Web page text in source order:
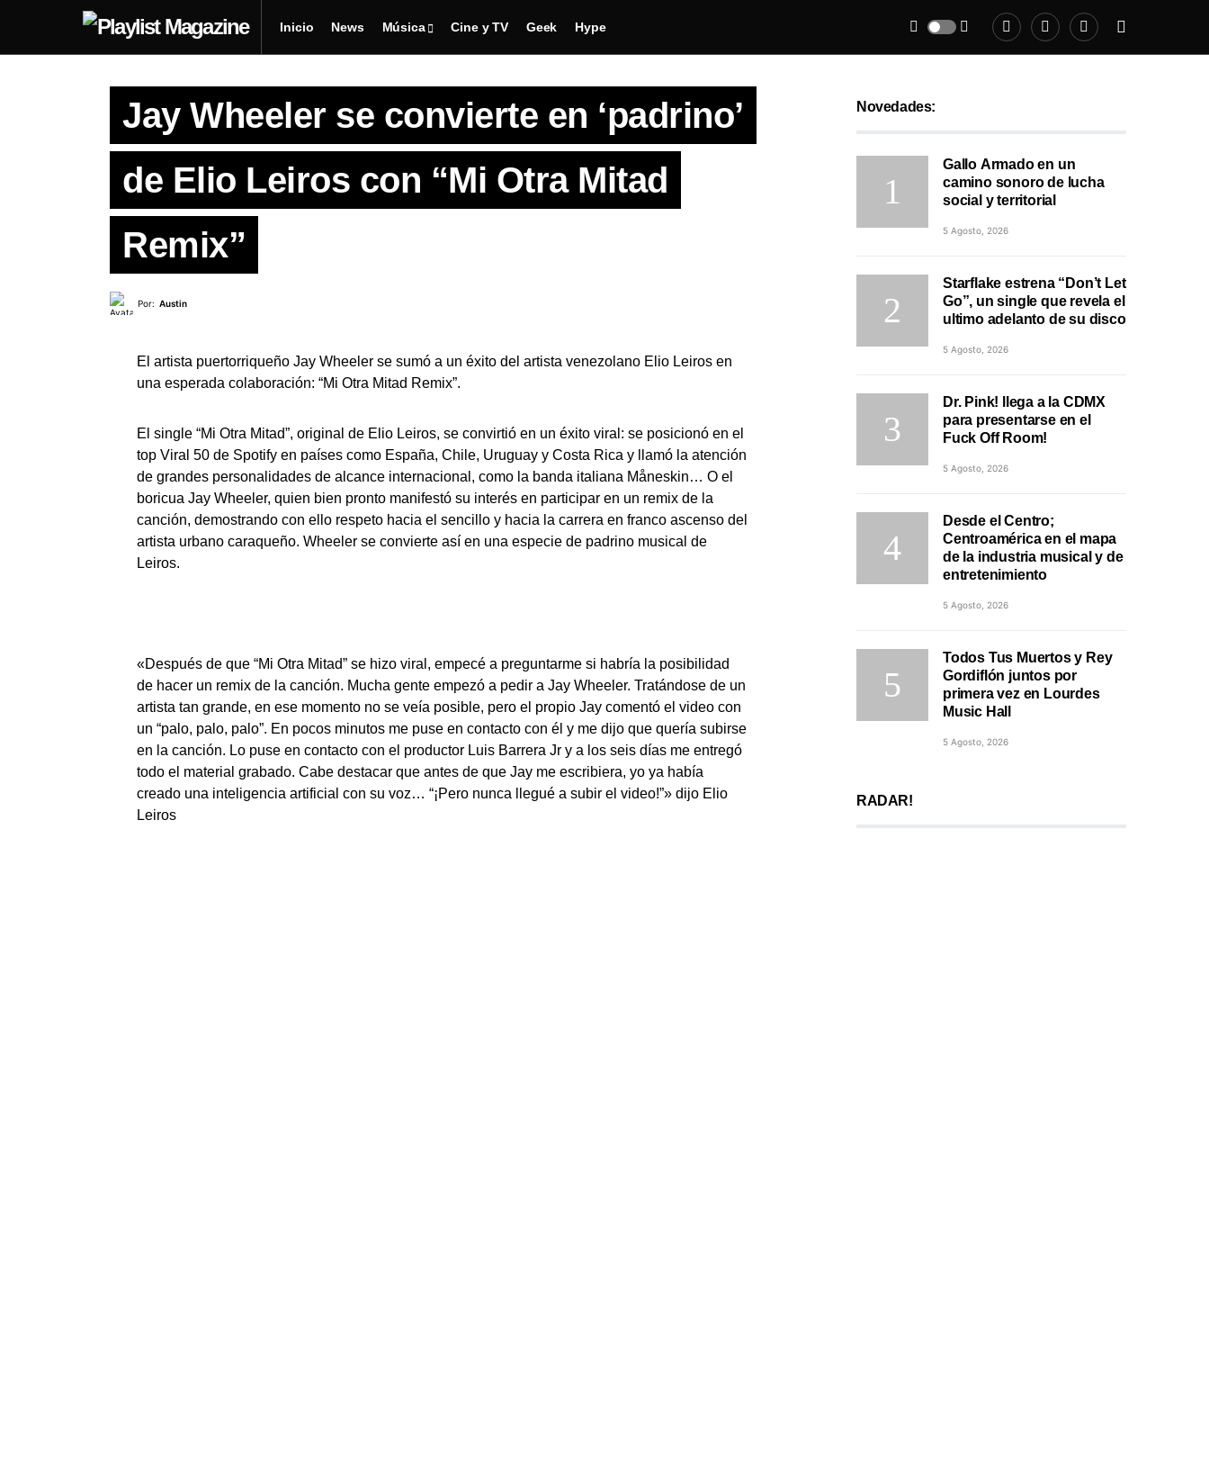
Inicio News Música Cine y TV Geek Hype
Jay Wheeler se convierte en ‘padrino’
de Elio Leiros con “Mi Otra Mitad
Remix”
Por: Austin
El artista puertorriqueño Jay Wheeler se sumó a un éxito del artista venezolano Elio Leiros en
una esperada colaboración: “Mi Otra Mitad Remix”.
El single “Mi Otra Mitad”, original de Elio Leiros, se convirtió en un éxito viral: se posicionó en el
top Viral 50 de Spotify en países como España, Chile, Uruguay y Costa Rica y llamó la atención
de grandes personalidades de alcance internacional, como la banda italiana Måneskin… O el
boricua Jay Wheeler, quien bien pronto manifestó su interés en participar en un remix de la
canción, demostrando con ello respeto hacia el sencillo y hacia la carrera en franco ascenso del
artista urbano caraqueño. Wheeler se convierte así en una especie de padrino musical de
Leiros.
«Después de que “Mi Otra Mitad” se hizo viral, empecé a preguntarme si habría la posibilidad
de hacer un remix de la canción. Mucha gente empezó a pedir a Jay Wheeler. Tratándose de un
artista tan grande, en ese momento no se veía posible, pero el propio Jay comentó el video con
un “palo, palo, palo”. En pocos minutos me puse en contacto con él y me dijo que quería subirse
en la canción. Lo puse en contacto con el productor Luis Barrera Jr y a los seis días me entregó
todo el material grabado. Cabe destacar que antes de que Jay me escribiera, yo ya había
creado una inteligencia artificial con su voz… “¡Pero nunca llegué a subir el video!”» dijo Elio
Leiros
Novedades:
Gallo Armado en un
camino sonoro de lucha
social y territorial
5 Agosto, 2026
Starflake estrena “Don’t Let
Go”, un single que revela el
ultimo adelanto de su disco
5 Agosto, 2026
Dr. Pink! llega a la CDMX
para presentarse en el
Fuck Off Room!
5 Agosto, 2026
Desde el Centro;
Centroamérica en el mapa
de la industria musical y de
entretenimiento
5 Agosto, 2026
Todos Tus Muertos y Rey
Gordiflón juntos por
primera vez en Lourdes
Music Hall
5 Agosto, 2026
RADAR!